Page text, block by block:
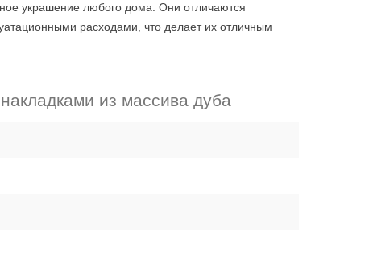
украшение любого дома. Они отличаются
расходами, что делает их отличным
из массива дуба